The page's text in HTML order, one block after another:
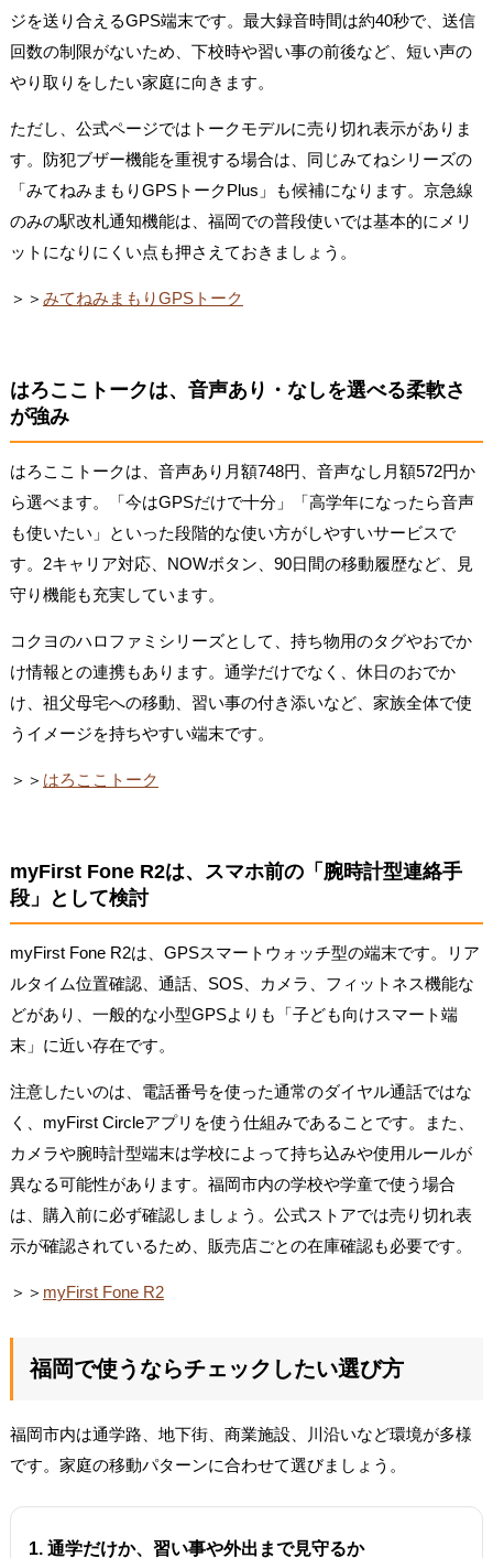
ジを送り合えるGPS端末です。最大録音時間は約40秒で、送信
回数の制限がないため、下校時や習い事の前後など、短い声の
やり取りをしたい家庭に向きます。
ただし、公式ページではトークモデルに売り切れ表示がありま
す。防犯ブザー機能を重視する場合は、同じみてねシリーズの
「みてねみまもりGPSトークPlus」も候補になります。京急線
のみの駅改札通知機能は、福岡での普段使いでは基本的にメリ
ットになりにくい点も押さえておきましょう。
＞＞ みてねみまもりGPSトーク
はろここトークは、音声あり・なしを選べる柔軟さ
が強み
はろここトークは、音声あり月額748円、音声なし月額572円か
ら選べます。「今はGPSだけで十分」「高学年になったら音声
も使いたい」といった段階的な使い方がしやすいサービスで
す。2キャリア対応、NOWボタン、90日間の移動履歴など、見
守り機能も充実しています。
コクヨのハロファミシリーズとして、持ち物用のタグやおでか
け情報との連携もあります。通学だけでなく、休日のおでか
け、祖父母宅への移動、習い事の付き添いなど、家族全体で使
うイメージを持ちやすい端末です。
＞＞ はろここトーク
myFirst Fone R2は、スマホ前の「腕時計型連絡手
段」として検討
myFirst Fone R2は、GPSスマートウォッチ型の端末です。リア
ルタイム位置確認、通話、SOS、カメラ、フィットネス機能な
どがあり、一般的な小型GPSよりも「子ども向けスマート端
末」に近い存在です。
注意したいのは、電話番号を使った通常のダイヤル通話ではな
く、myFirst Circleアプリを使う仕組みであることです。また、
カメラや腕時計型端末は学校によって持ち込みや使用ルールが
異なる可能性があります。福岡市内の学校や学童で使う場合
は、購入前に必ず確認しましょう。公式ストアでは売り切れ表
示が確認されているため、販売店ごとの在庫確認も必要です。
＞＞ myFirst Fone R2
福岡で使うならチェックしたい選び方
福岡市内は通学路、地下街、商業施設、川沿いなど環境が多様
です。家庭の移動パターンに合わせて選びましょう。
1. 通学だけか、習い事や外出まで見守るか